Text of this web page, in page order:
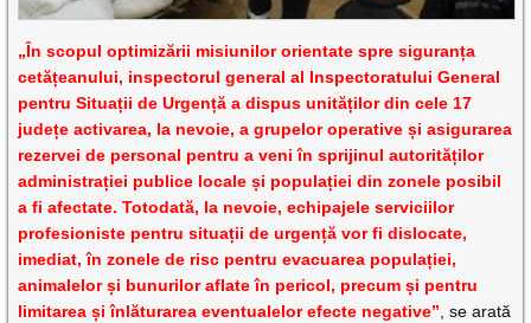
„În scopul optimizării misiunilor orientate spre siguranța
cetățeanului, inspectorul general al Inspectoratului General
pentru Situații de Urgență a dispus unităților din cele 17
județe activarea, la nevoie, a grupelor operative și asigurarea
rezervei de personal pentru a veni în sprijinul autorităților
administrației publice locale și populației din zonele posibil
a fi afectate. Totodată, la nevoie, echipajele serviciilor
profesioniste pentru situații de urgență vor fi dislocate,
imediat, în zonele de risc pentru evacuarea populației,
animalelor și bunurilor aflate în pericol, precum și pentru
limitarea și înlăturarea eventualelor efecte negative”, se arată